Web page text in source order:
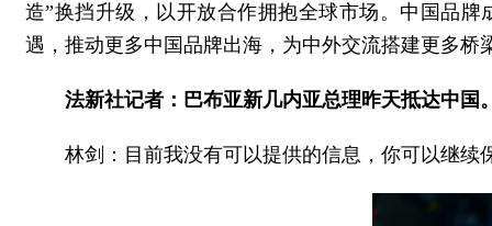
造”换挡升级，以开放合作拥抱全球市场。中国品
遇，推动更多中国品牌出海，为中外交流搭建更多桥
法新社记者：巴布亚新几内亚总理昨天抵达中
林剑：目前我没有可以提供的信息，你可以继续